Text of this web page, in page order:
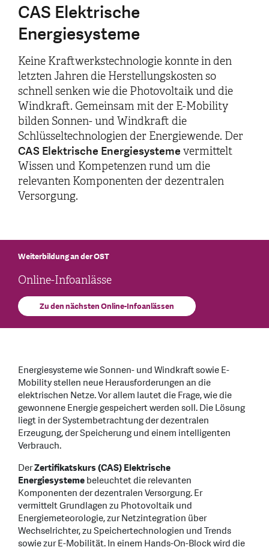
CAS Elektrische
Energiesysteme
Keine Kraftwerkstechnologie konnte in den
letzten Jahren die Herstellungskosten so
schnell senken wie die Photovoltaik und die
Windkraft. Gemeinsam mit der E-Mobility
bilden Sonnen- und Windkraft die
Schlüsseltechnologien der Energiewende. Der
CAS Elektrische Energiesysteme vermittelt
Wissen und Kompetenzen rund um die
relevanten Komponenten der dezentralen
Versorgung.
Online-Infoanlässe
Weiterbildung an der OST
Zu den nächsten Online-Infoanlässen
Energiesysteme wie Sonnen- und Windkraft sowie E-
Mobility stellen neue Herausforderungen an die
elektrischen Netze. Vor allem lautet die Frage, wie die
gewonnene Energie gespeichert werden soll. Die Lösung
liegt in der Systembetrachtung der dezentralen
Erzeugung, der Speicherung und einem intelligenten
Verbrauch.
DerZertifikatskurs (CAS) Elektrische
Energiesystemebeleuchtet die relevanten
Komponenten der dezentralen Versorgung. Er
vermittelt Grundlagen zu Photovoltaik und
Energiemeteorologie, zur Netzintegration über
Wechselrichter, zu Speichertechnologien und Trends
sowie zur E-Mobilität. In einem Hands-On-Block wird die